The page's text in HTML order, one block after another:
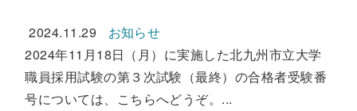
2024.11.29
お知らせ
2024年11月18日（月）に実施した北九州市立大学
職員採用試験の第３次試験（最終）の合格者受験番
号については、こちらへどうぞ。...